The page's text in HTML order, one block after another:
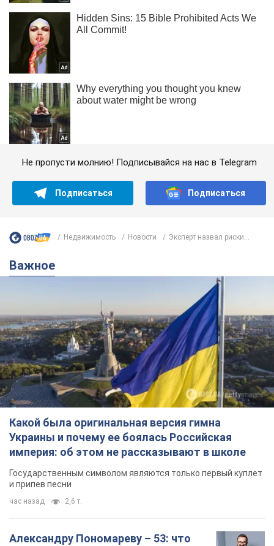
Не пропусти молнию! Подписывайся на нас в Telegram
Подписаться Подписаться
Недвижимость Новости Эксперт назвал риски...
Важное
Какой была оригинальная версия гимна
Украины и почему ее боялась Российская
империя: об этом не рассказывают в школе
Государственным символом являются только первый куплет
и припев песни
час назад 2,6 т.
Александру Пономареву – 53: что